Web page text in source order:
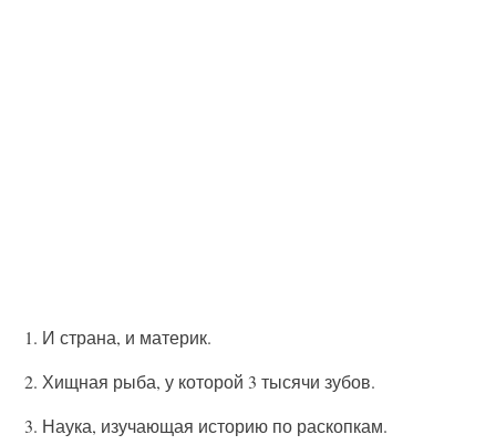
1. И страна, и материк.
2. Хищная рыба, у которой 3 тысячи зубов.
3. Наука, изучающая историю по раскопкам.